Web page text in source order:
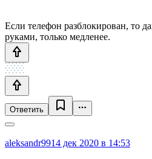
Если телефон разблокирован, то
руками, только медленее.
Ответить
aleksandr9914 дек 2020 в 14:53